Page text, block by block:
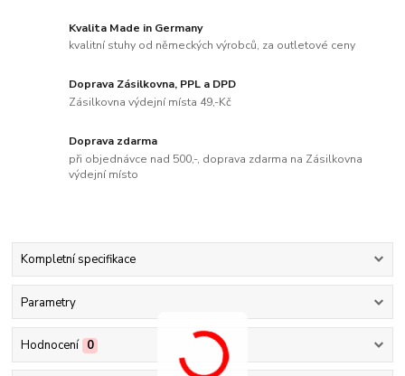
Kvalita Made in Germany
kvalitní stuhy od německých výrobců, za outletové ceny
Doprava Zásilkovna, PPL a DPD
Zásilkovna výdejní místa 49,-Kč
Doprava zdarma
při objednávce nad 500,-, doprava zdarma na Zásilkovna
výdejní místo
Kompletní specifikace
Parametry
Hodnocení 0